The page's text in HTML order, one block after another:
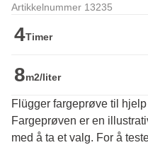
Artikkelnummer 13235
4Timer
8m2/liter
Flügger fargeprøve til
Fargeprøven er en
med å ta et valg. For å